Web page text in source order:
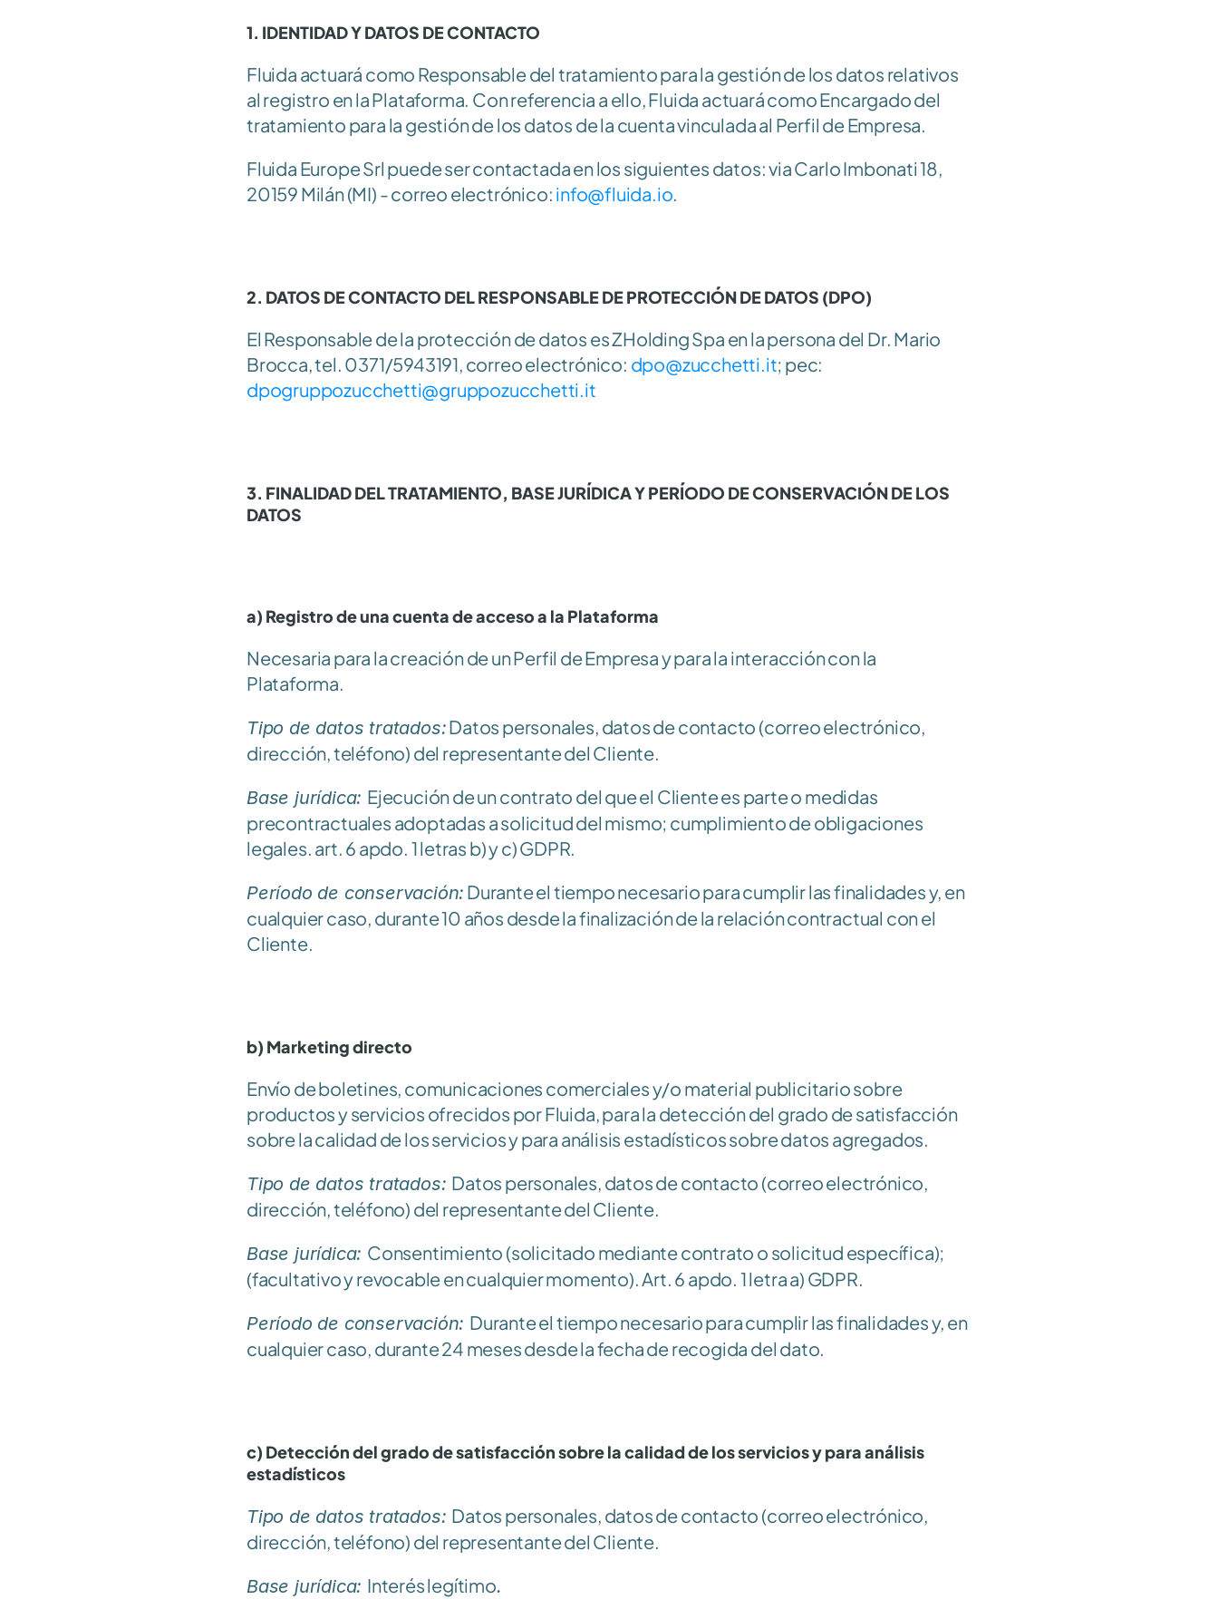
1. IDENTIDAD Y DATOS DE CONTACTO
Fluida actuará como Responsable del tratamiento para la gestión de los datos relativos
al registro en la Plataforma. Con referencia a ello, Fluida actuará como Encargado del
tratamiento para la gestión de los datos de la cuenta vinculada al Perfil de Empresa.
Fluida Europe Srl puede ser contactada en los siguientes datos: via Carlo Imbonati 18,
20159 Milán (MI) - correo electrónico: info@fluida.io.
2. DATOS DE CONTACTO DEL RESPONSABLE DE PROTECCIÓN DE DATOS (DPO)
El Responsable de la protección de datos es ZHolding Spa en la persona del Dr. Mario
Brocca, tel. 0371/5943191, correo electrónico: dpo@zucchetti.it
dpogruppozucchetti@gruppozucchetti.it
3. FINALIDAD DEL TRATAMIENTO, BASE JURÍDICA Y PERÍODO DE CONSERVACIÓN DE LOS
DATOS
a) Registro de una cuenta de acceso a la Plataforma
Necesaria para la creación de un Perfil de Empresa y para la interacción con la
Plataforma.
Tipo de datos tratados: Datos personales, datos de contacto (correo electrónico,
dirección, teléfono) del representante del Cliente.
Base jurídica: Ejecución de un contrato del que el Cliente es parte o medidas
precontractuales adoptadas a solicitud del mismo; cumplimiento de obligaciones
legales. art. 6 apdo. 1 letras b) y c) GDPR.
Período de conservación: Durante el tiempo necesario para cumplir las finalidades y, en
cualquier caso, durante 10 años desde la finalización de la relación contractual con el
Cliente.
b) Marketing directo
Envío de boletines, comunicaciones comerciales y/o material publicitario sobre
productos y servicios ofrecidos por Fluida, para la detección del grado de satisfacción
sobre la calidad de los servicios y para análisis estadísticos sobre datos agregados.
Tipo de datos tratados: Datos personales, datos de contacto (correo electrónico,
dirección, teléfono) del representante del Cliente.
Base jurídica: Consentimiento (solicitado mediante contrato o solicitud específica);
(facultativo y revocable en cualquier momento). Art. 6 apdo. 1 letra a) GDPR.
Período de conservación: Durante el tiempo necesario para cumplir las finalidades y, en
cualquier caso, durante 24 meses desde la fecha de recogida del dato.
c) Detección del grado de satisfacción sobre la calidad de los servicios y para análisis
estadísticos
Tipo de datos tratados: Datos personales, datos de contacto (correo electrónico,
dirección, teléfono) del representante del Cliente.
Base jurídica: Interés legítimo.